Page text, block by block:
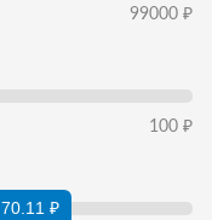
99000 ₽
100 ₽
70.11 ₽